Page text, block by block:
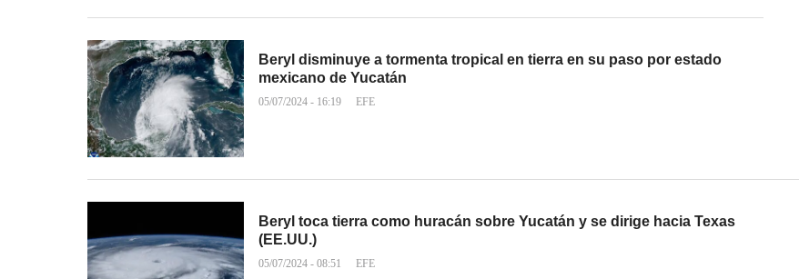
Beryl disminuye a tormenta tropical en tierra en su paso por estado
mexicano de Yucatán
05/07/2024 - 16:19 EFE
Beryl toca tierra como huracán sobre Yucatán y se dirige hacia Texas
(EE.UU.)
05/07/2024 - 08:51 EFE